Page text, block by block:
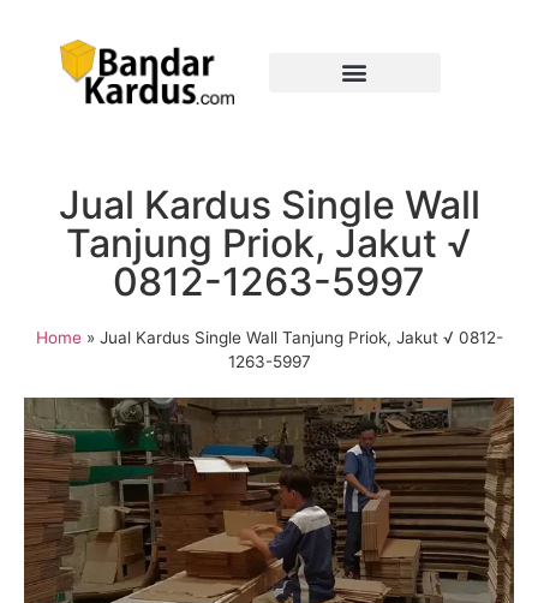
Jual Kardus Single Wall
Tanjung Priok, Jakut √
0812-1263-5997
Home» Jual Kardus Single Wall Tanjung Priok, Jakut √ 0812-
1263-5997